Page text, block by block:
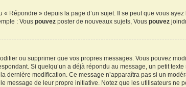
Répondre » depuis la page d’un sujet. Il se peut que vous
: Vouspouvez poster de nouveaux sujets, Vouspouvez
ou supprimer que vos propres messages. Vous pouvez
Si quelqu’un a déjà répondu au message, un petit
dernière modification. Ce message n’apparaîtra pas si un
message de leur propre initiative. Notez que les utilisateurs ne